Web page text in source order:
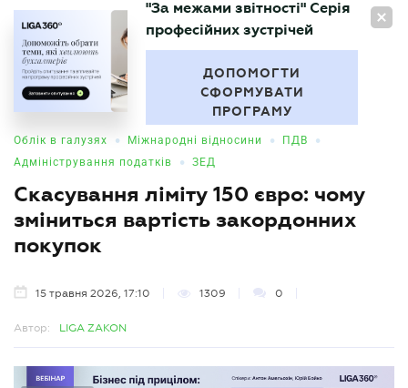
БУХГАЛТЕР
"За межами звітності" Серія
професійних зустрічей
ДОПОМОГТИ
СФОРМУВАТИ
ПРОГРАМУ
Облік в галузях • Міжнародні відносини • ПДВ •
Адміністрування податків • ЗЕД
Скасування ліміту 150 євро: чому
зміниться вартість закордонних
покупок
15 травня 2026, 17:10 1309 0
Автор: LIGA ZAKON